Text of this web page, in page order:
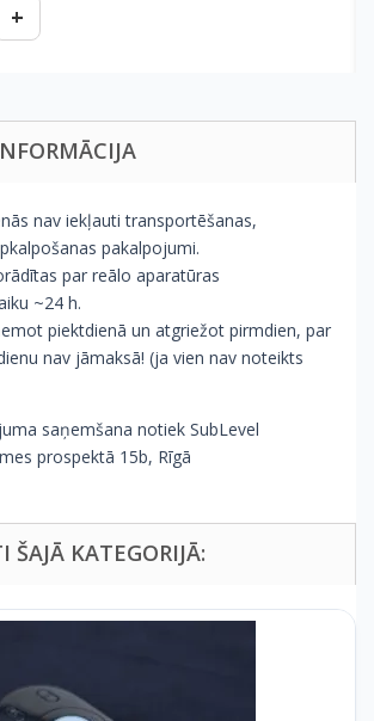
+
nav iekļauti transportēšanas,
pakalpojumi.
par reālo aparatūras
~24 h.
piektdienā un atgriežot pirmdien, par
nav jāmaksā! (ja vien nav noteikts
saņemšana notiek SubLevel
prospektā 15b, Rīgā
ŠAJĀ KATEGORIJĀ: